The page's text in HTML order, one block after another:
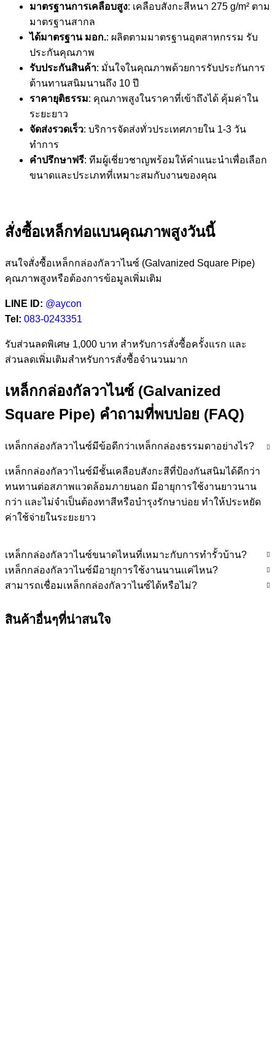
มาตรฐานการเคลือบสูง: เคลือบสังกะสีหนา 275 g/m² ตาม
มาตรฐานสากล
ได้มาตรฐาน มอก.: ผลิตตามมาตรฐานอุตสาหกรรม รับ
ประกันคุณภาพ
รับประกันสินค้า: มั่นใจในคุณภาพด้วยการรับประกันการ
ต้านทานสนิมนานถึง 10 ปี
ราคายุติธรรม: คุณภาพสูงในราคาที่เข้าถึงได้ คุ้มค่าใน
ระยะยาว
จัดส่งรวดเร็ว: บริการจัดส่งทั่วประเทศภายใน 1-3 วัน
ทำการ
คำปรึกษาฟรี: ทีมผู้เชี่ยวชาญพร้อมให้คำแนะนำเพื่อเลือก
ขนาดและประเภทที่เหมาะสมกับงานของคุณ
สั่งซื้อเหล็กท่อแบนคุณภาพสูงวันนี้
สนใจสั่งซื้อเหล็กกล่องกัลวาไนซ์ (Galvanized Square Pipe)
คุณภาพสูงหรือต้องการข้อมูลเพิ่มเติม
LINE ID: @aycon
Tel: 083-0243351
รับส่วนลดพิเศษ 1,000 บาท สำหรับการสั่งซื้อครั้งแรก และ
ส่วนลดเพิ่มเติมสำหรับการสั่งซื้อจำนวนมาก
เหล็กกล่องกัลวาไนซ์ (Galvanized
Square Pipe) คำถามที่พบบ่อย (FAQ)
เหล็กกล่องกัลวาไนซ์มีข้อดีกว่าเหล็กกล่องธรรมดาอย่างไร?
เหล็กกล่องกัลวาไนซ์มีชั้นเคลือบสังกะสีที่ป้องกันสนิมได้ดีกว่า
ทนทานต่อสภาพแวดล้อมภายนอก มีอายุการใช้งานยาวนาน
กว่า และไม่จำเป็นต้องทาสีหรือบำรุงรักษาบ่อย ทำให้ประหยัด
ค่าใช้จ่ายในระยะยาว
เหล็กกล่องกัลวาไนซ์ขนาดไหนที่เหมาะกับการทำรั้วบ้าน?
เหล็กกล่องกัลวาไนซ์มีอายุการใช้งานนานแค่ไหน?
สามารถเชื่อมเหล็กกล่องกัลวาไนซ์ได้หรือไม่?
สินค้าอื่นๆที่น่าสนใจ